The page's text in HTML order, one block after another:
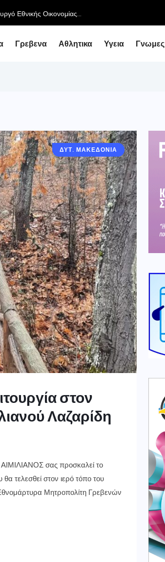
Εθνικής Οικονομίας...
Γρεβενα Αθλητικα Υγεια Γνωμες
ΓΡΕΒΕΝΑ
ΔΥΤ. ΜΑΚΕΔΟΝΙΑ
στον
Λαζαρίδη
ΑΙΜΙΛΙΑΝΟΣ σας προσκαλεί το
τελεσθεί στον ιερό τόπο του
Μητροπολίτη Γρεβενών